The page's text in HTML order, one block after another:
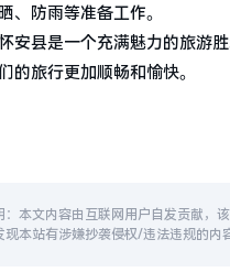
、防雨等准备工作。
安县是一个充满魅力的旅游
的旅行更加顺畅和愉快。
：本文内容由互联网用户自发贡献，
现本站有涉嫌抄袭侵权/违法违规的